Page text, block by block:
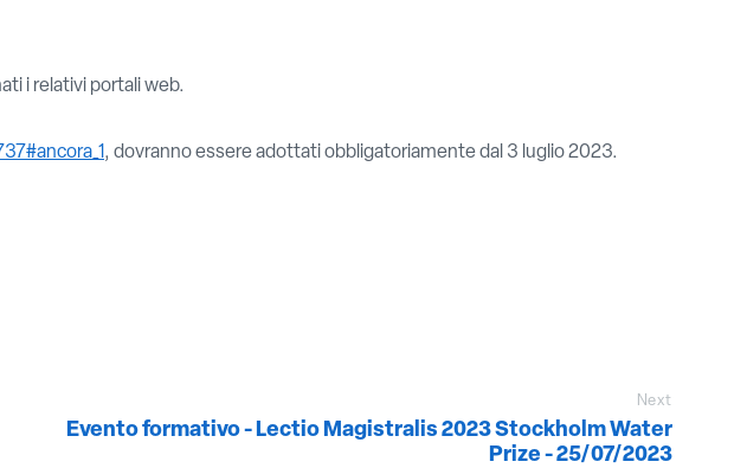
i relativi portali web.
, dovranno essere adottati obbligatoriamente dal 3 luglio 2023.
Next
Evento formativo - Lectio Magistralis 2023 Stockholm Water
Prize - 25/07/2023